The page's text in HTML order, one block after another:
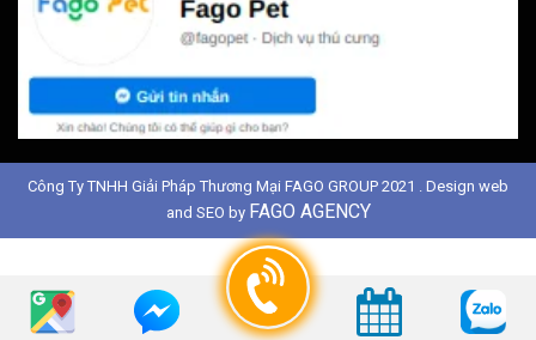
Công Ty TNHH Giải Pháp Thương Mại FAGO GROUP 2021 . Design web
and SEO by FAGO AGENCY